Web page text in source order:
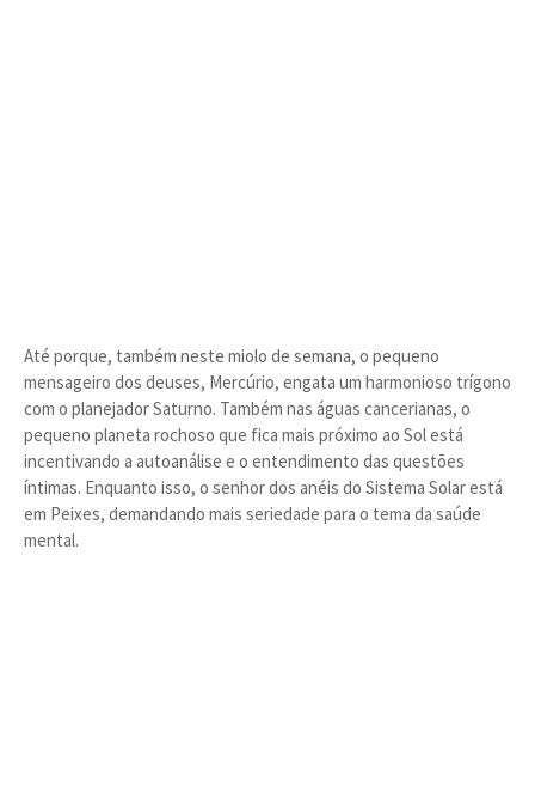
Até porque, também neste miolo de semana, o pequeno
mensageiro dos deuses, Mercúrio, engata um harmonioso trígono
com o planejador Saturno. Também nas águas cancerianas, o
pequeno planeta rochoso que fica mais próximo ao Sol está
incentivando a autoanálise e o entendimento das questões
íntimas. Enquanto isso, o senhor dos anéis do Sistema Solar está
em Peixes, demandando mais seriedade para o tema da saúde
mental.